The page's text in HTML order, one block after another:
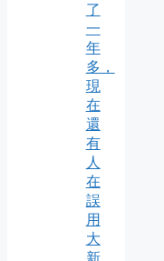
了
一
年
多，
現
在
還
有
人
在
誤
用
大
新